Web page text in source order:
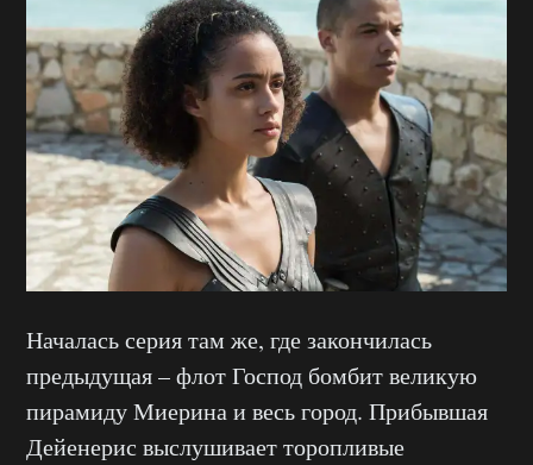
Началась серия там же, где закончилась
предыдущая – флот Господ бомбит великую
пирамиду Миерина и весь город. Прибывшая
Дейенерис выслушивает торопливые